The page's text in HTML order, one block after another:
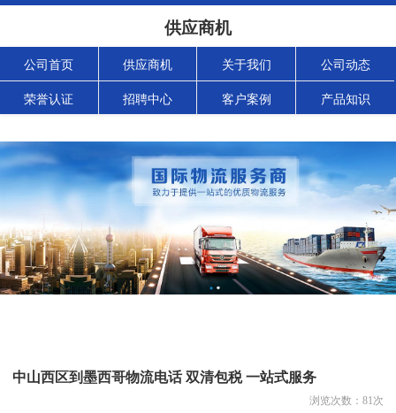
供应商机
公司首页 供应商机 关于我们 公司动态
荣誉认证 招聘中心 客户案例 产品知识
中山西区到墨西哥物流电话 双清包税 一站式服务
浏览次数： 81次